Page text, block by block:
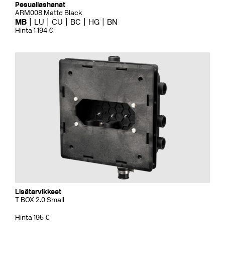
Pesuallashanat
ARM008 Matte Black
MB LU CU BC HG BN
Hinta 1 194 €
Lisätarvikkeet
T BOX 2.0 Small
Hinta 195 €